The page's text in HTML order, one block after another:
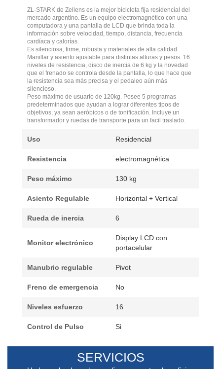
ZL-STARK de Zellens es la mejor bicicleta fija residencial del
mercado argentino. Es un equipo electromagnético con una
computadora y una pantalla de LCD que brinda toda la
información sobre velocidad, tiempo, distancia, frecuencia
cardíaca y calorías.
Es silenciosa, firme, robusta y materiales de alta calidad.
Manillar y asiento ajustable para distintas alturas y pesos. 16
niveles de resistencia, disco de inercia de 6 kg y la novedad
que el frenado se controla desde la pantalla, lo que hace que
la resistencia sea más precisa y el pedaleo aún más
silencioso.
Peso máximo de usuario de 120kg. Posee 5 programas
predeterminados que ayudan a lograr diferentes tipos de
objetivos, ya sean aeróbicos o de tonificación. Incluye un
transformador y ruedas de transporte para un facil traslado.
Uso Residencial
Resistencia electromagnética
Peso máximo 130 kg
Asiento Regulable Horizontal + Vertical
Rueda de inercia 6
Monitor electrónico
Display LCD con
portacelular
Manubrio regulable Pivot
Freno de emergencia No
Niveles esfuerzo 16
Control de Pulso Si
SERVICIOS